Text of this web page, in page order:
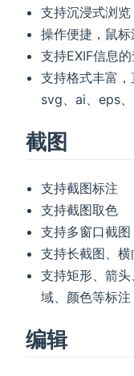
支持沉浸式浏
操作便捷，鼠
支持EXIF信息
支持格式丰富
svg、ai、eps
截图
支持截图标注
支持截图取色
支持多窗口截图
支持长截图、
支持矩形、箭
域、颜色等标注
编辑